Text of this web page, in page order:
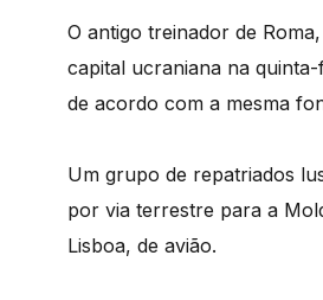
O antigo treinador de
capital ucraniana na
de acordo com a mesma
Um grupo de repatriados
por via terrestre para a
Lisboa, de avião.